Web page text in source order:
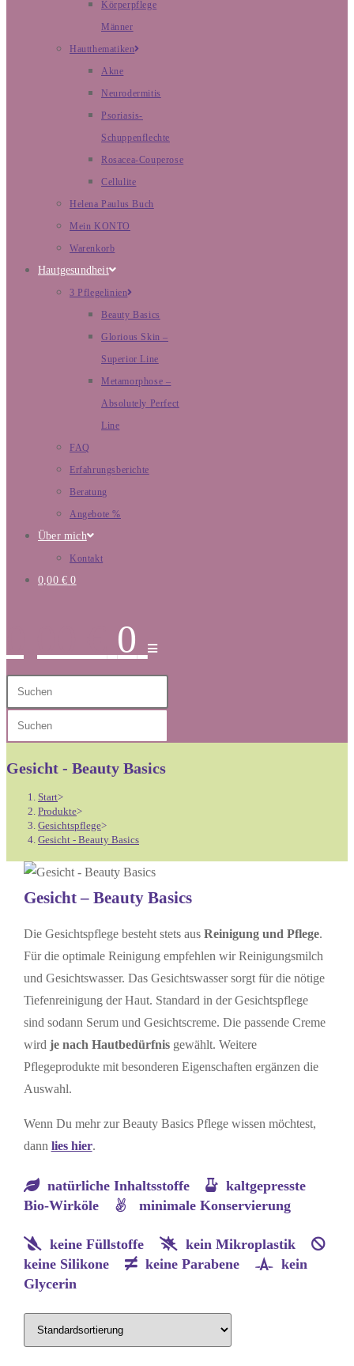
Körperpflege
Männer
Hautthematiken
Akne
Neurodermitis
Psoriasis-
Schuppenflechte
Rosacea-Couperose
Cellulite
Helena Paulus Buch
Mein KONTO
Warenkorb
Hautgesundheit
3 Pflegelinien
Beauty Basics
Glorious Skin –
Superior Line
Metamorphose –
Absolutely Perfect
Line
FAQ
Erfahrungsberichte
Beratung
Angebote %
Über mich
Kontakt
0,00 € 0
0
Diese
Website
durchsuchen
Escape
Escape
Gesicht - Beauty Basics
Start>
Produkte>
Gesichtspflege>
Gesicht - Beauty Basics
Gesicht – Beauty Basics
Die Gesichtspflege besteht stets aus Reinigung und Pflege.
Für die optimale Reinigung empfehlen wir Reinigungsmilch
und Gesichtswasser. Das Gesichtswasser sorgt für die nötige
Tiefenreinigung der Haut. Standard in der Gesichtspflege
sind sodann Serum und Gesichtscreme. Die passende Creme
wird je nach Hautbedürfnisgewählt. Weitere
Pflegeprodukte mit besonderen Eigenschaften ergänzen die
Auswahl.
Wenn Du mehr zur Beauty Basics Pflege wissen möchtest,
dann lies hier.
natürliche Inhaltsstoffe
kaltgepresste
Bio-Wirköle
minimale Konservierung
keine Füllstoffe
kein Mikroplastik
keine Silikone
keine Parabene
kein
Glycerin